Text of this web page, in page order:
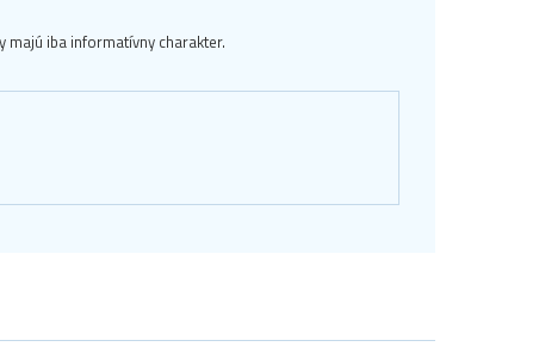
majú iba informatívny charakter.